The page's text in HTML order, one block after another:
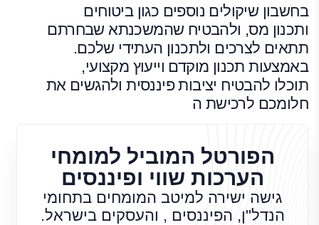
בחשבון שיקולים נוספים כגון ביטוחים
ותכנון מס, ולהבטיח שהמשכנתא שבחרתם
תתאים לצרכים ולתכנון העתידי שלכם.
באמצעות תכנון מוקדם וייעוץ מקצועי,
תוכלו להבטיח יציבות פיננסית ולהגשים את
חלומכם לרכישת ה
הפורטל המוביל למומחי
הערכות שווי ופיננסים
גישה ישירה למיטב המומחים בתחומי
הנדל"ן, הפיננסים , והעסקים בישראל.